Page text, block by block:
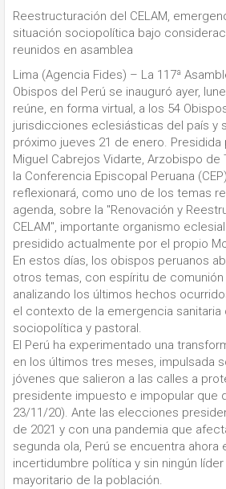
Reestructuración del CELAM,
situación sociopolítica bajo
reunidos en asamblea
Lima (Agencia Fides) – La 117ª
Obispos del Perú se inauguró ayer,
reúne, en forma virtual, a los 54
jurisdicciones eclesiásticas del país y
próximo jueves 21 de enero.
Miguel Cabrejos Vidarte, Arzobispo de
la Conferencia Episcopal Peruana
reflexionará, como uno de los temas
agenda, sobre la "Renovación y
CELAM", importante organismo
presidido actualmente por el propio
En estos días, los obispos peruanos
otros temas, con espíritu de comunión
analizando los últimos hechos
el contexto de la emergencia sanitaria
sociopolítica y pastoral.
El Perú ha experimentado una
en los últimos tres meses, impulsada
jóvenes que salieron a las calles a
presidente impuesto e impopular que
23/11/20). Ante las elecciones
de 2021 y con una pandemia que
segunda ola, Perú se encuentra ahora
incertidumbre política y sin ningún
mayoritario de la población.